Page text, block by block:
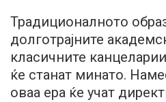
Традиционалното
долготрајните
класичните
ќе станат минато.
оваа ера ќе учат